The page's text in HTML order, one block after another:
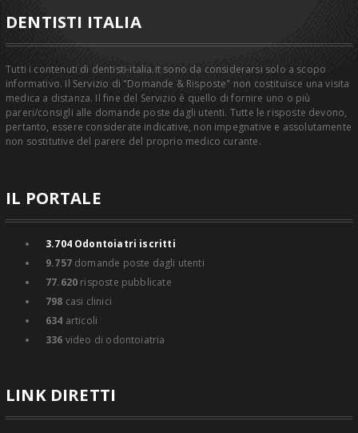
DENTISTI ITALIA
Tutti i contenuti di dentisti-italia.it sono da considerarsi solo a scopo
informativo. Il Servizio di "Domande & Risposte" non costituisce una visita
medica a distanza. Il fine del Servizio è quello di fornire uno o più
pareri/consigli alle domande poste dagli utenti. Tutte le risposte devono,
pertanto, essere considerate indicative, non impegnative e assolutamente
non sostitutive del parere del proprio medico curante.
IL PORTALE
3.704Odontoiatri iscritti
9.757domande poste dagli utenti
77.620 risposte pubblicate
798 casi clinici
634 articoli
336 video di odontoiatria
LINK DIRETTI